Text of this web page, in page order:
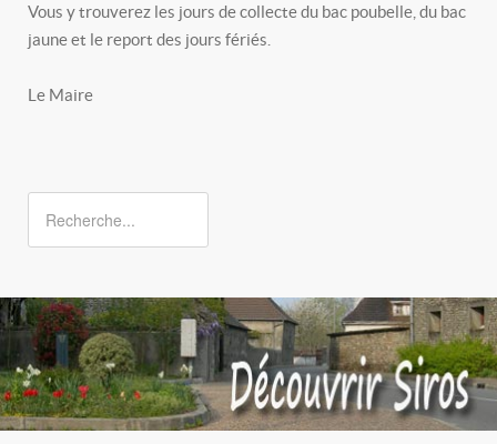
Vous y trouverez les jours de collecte du bac poubelle, du bac
jaune et le report des jours fériés.
Le Maire